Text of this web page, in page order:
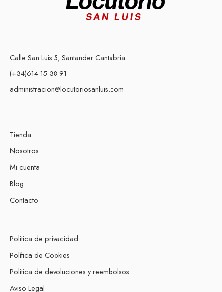
Calle San Luis 5, Santander Cantabria.
(+34)614 15 38 91
administracion@locutoriosanluis.com
Tienda
Nosotros
Mi cuenta
Blog
Contacto
Política de privacidad
Política de Cookies
Política de devoluciones y reembolsos
Aviso Legal